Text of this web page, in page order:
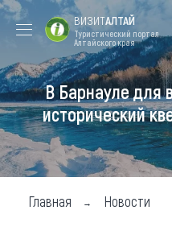
Форум VISIT
ALTAI
Цветение
маральника
Туры
Где побывать
Чем заняться
ВИЗИТАЛТАЙ
Туристический портал
Алтайского края
В Барнауле для
исторический
Главная Новости